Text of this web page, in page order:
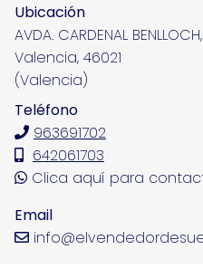
Ubicación
AVDA. CARDENAL
Valencia, 46021
(Valencia)
Teléfono
963691702
642061703
Clica aquí para
Email